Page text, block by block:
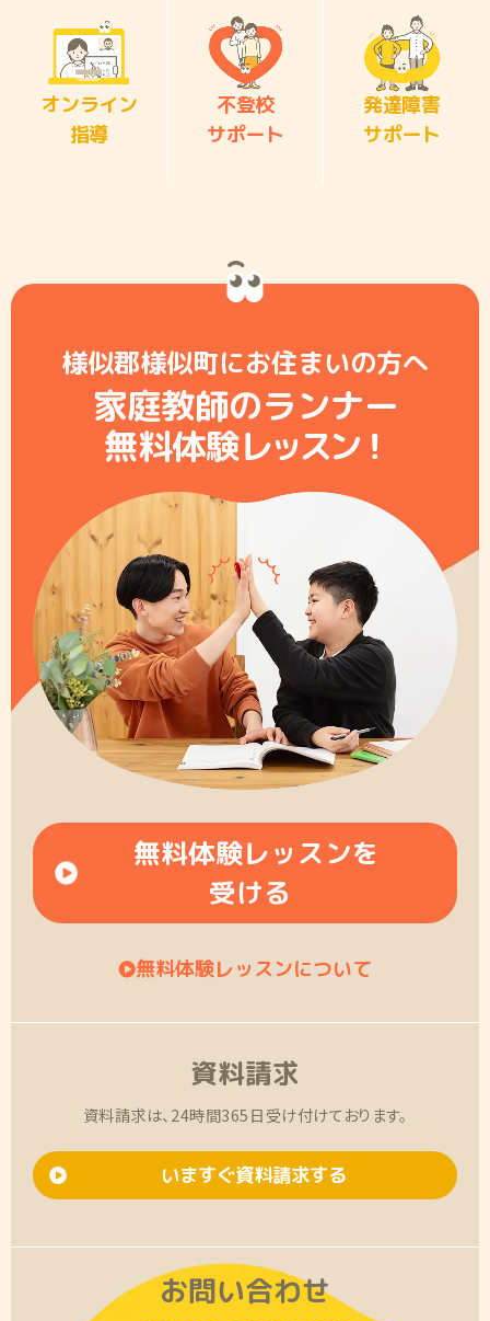
オンライン
指導
不登校
サポート
発達障害
サポート
様似郡様似町にお住まいの方へ
家庭教師のランナー
無料体験レッスン！
無料体験レッスンを
受ける
無料体験レッスンについて
資料請求
資料請求は、24時間365日受け付けております。
いますぐ資料請求する
お問い合わせ